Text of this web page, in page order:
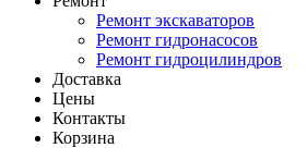
Ремонт экскаваторов
Ремонт гидронасосов
Ремонт гидроцилиндров
Доставка
Цены
Контакты
Корзина